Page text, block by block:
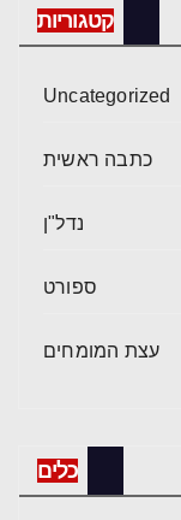
קטגוריות
Uncategorized
כתבה ראשית
נדל"ן
ספורט
עצת המומחים
כלים